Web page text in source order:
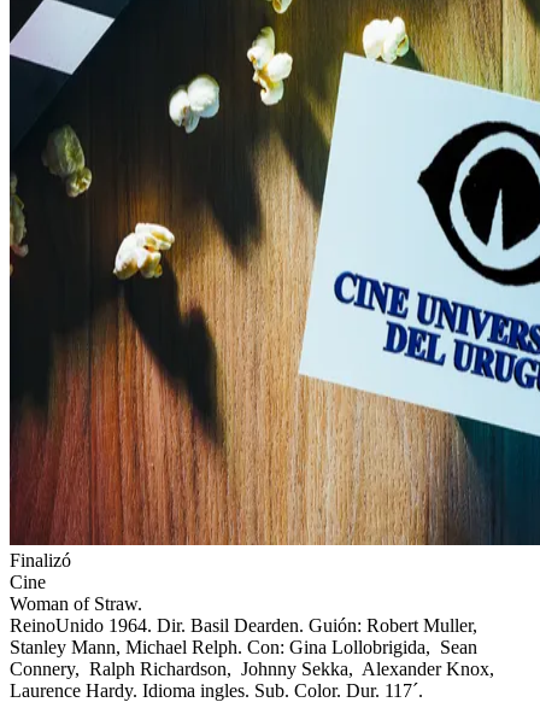
Finalizó
Cine
Woman of Straw.
ReinoUnido 1964. Dir. Basil Dearden. Guión: Robert Muller,
Stanley Mann, Michael Relph. Con: Gina Lollobrigida, Sean
Connery, Ralph Richardson, Johnny Sekka, Alexander Knox,
Laurence Hardy. Idioma ingles. Sub. Color. Dur. 117´.